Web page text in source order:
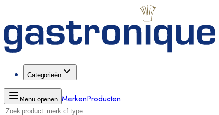
Categorieën
Menu openen MerkenProducten